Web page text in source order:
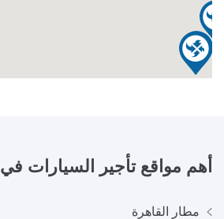
أهم مواقع تأجير السيارات في
مطار القاهرة